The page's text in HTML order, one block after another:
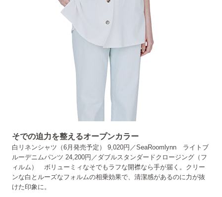
そでの迫力を整えるオープンカラー
白リネンシャツ（6月発売予定） 9,020円／SeaRoomlynn ライトブ
ルーデニムパンツ 24,200円／ダブルスタンダードクロージング（フ
ィルム） ボリューミィなそでもラフな開襟なら手が届く。クリー
ンな白とルーズなフォルムの相乗効果で、清潔感があるのに力が抜
けた印象に。